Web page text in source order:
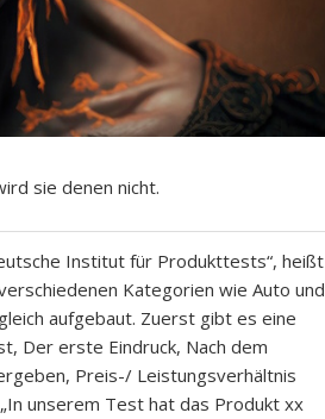
sie denen nicht.
Institut für Produkttests“, heißt
Kategorien wie Auto und
aufgebaut. Zuerst gibt es eine
Der erste Eindruck, Nach dem
Preis-/ Leistungsverhältnis
unserem Test hat das Produkt xx